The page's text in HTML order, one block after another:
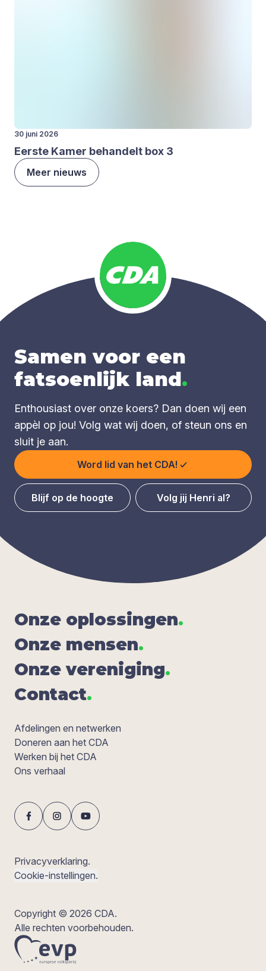
30 juni 2026
Eer­ste Kamer behan­delt box 3
Meer nieuws
Samen voor een
fatsoenlijk land.
Enthousiast over onze koers? Dan doen wij een
appèl op jou! Volg wat wij doen, of steun ons en
sluit je aan.
Word lid van het CDA!
Blijf op de hoogte Volg jij Henri al?
Onze oplos­sin­gen.
Onze men­sen.
Onze ver­e­ni­ging.
Con­tact.
Afdelingen en netwerken
Doneren aan het CDA
Werken bij het CDA
Ons verhaal
Privacyverklaring.
Cookie-instellingen.
Copyright © 2026 CDA.
Alle rechten voorbehouden.